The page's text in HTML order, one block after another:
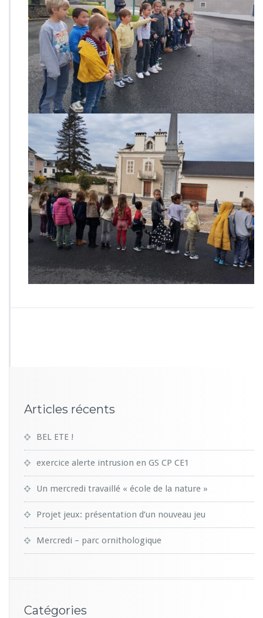
Articles récents
BEL ETE !
exercice alerte intrusion en GS CP CE1
Un mercredi travaillé « école de la nature »
Projet jeux: présentation d’un nouveau jeu
Mercredi – parc ornithologique
Catégories